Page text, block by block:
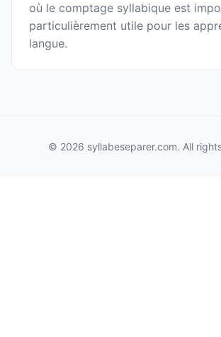
où le comptage syllabique est
particulièrement utile pour les
langue.
© 2026 syllabeseparer.com. All